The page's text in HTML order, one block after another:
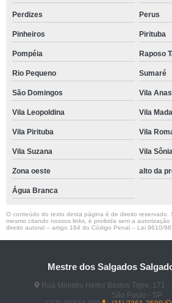
Perdizes Perus
Pinheiros Pirituba
Pompéia Raposo
Rio Pequeno Sumaré
São Domingos Vila
Vila Leopoldina Vila
Vila Pirituba Vila
Vila Suzana Vila
Zona oeste alto da
Água Branca
O conteúdo do texto desta página é de direito reservado.
mesmo citando nossos links, é proibida sem a
direito autoral – artigo 184 do Código Penal – Lei 9610/
Mestre dos Salgados
Rua Ministro Heitor Bastos Tigre, 171 -
São Paulo - SP